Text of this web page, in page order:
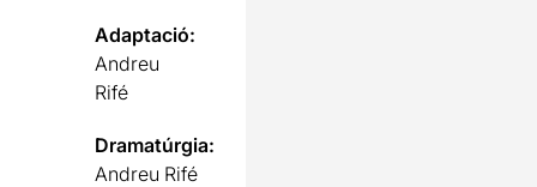
Adaptació:
Andreu
Rifé
Dramatúrgia:
Andreu Rifé